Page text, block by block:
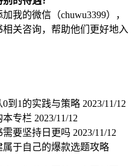
我的微信（chuwu3399），
关咨询，帮助他们更好地入
到1的实践与策略 2023/11/12
本专栏 2023/11/12
要坚持日更吗 2023/11/12
于自己的爆款选题攻略